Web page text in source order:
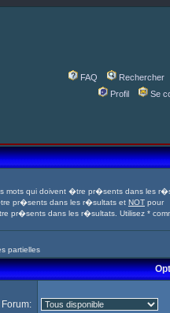
FAQ
Rechercher
Profil
Se
mots qui doivent �tre pr�sents dans les
pr�sents dans les r�sultats et NOT pour
pr�sents dans les r�sultats. Utilisez *
partielles
Forum: